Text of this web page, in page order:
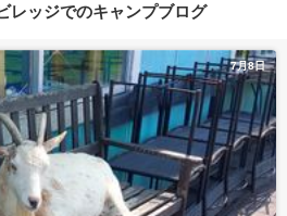
レッジでのキャンプブログ
7月8日